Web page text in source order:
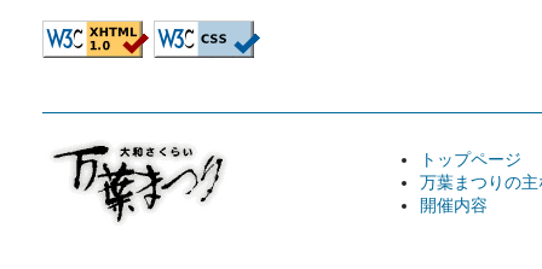
トップページ
万葉まつりの
開催内容